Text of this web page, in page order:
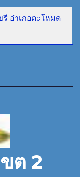
รี อำเภอตะโหมด
ต 2